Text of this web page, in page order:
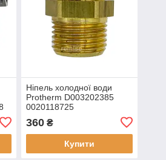
Ніпель холодної води
Protherm D003202385
0020118725
360₴
Купити